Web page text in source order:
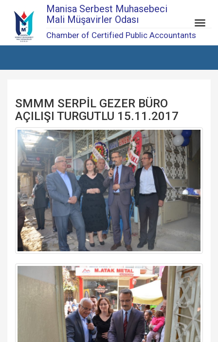
Menü
Manisa Serbest Muhasebeci
Mali Müşavirler Odası
Chamber of Certified Public Accountants
SMMM SERPİL GEZER BÜRO
AÇILIŞI TURGUTLU 15.11.2017